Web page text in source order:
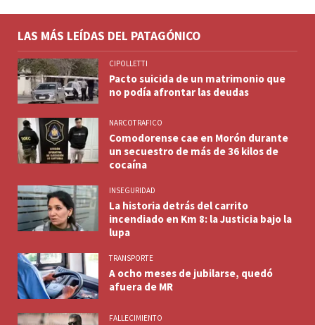
LAS MÁS LEÍDAS DEL PATAGÓNICO
CIPOLLETTI
Pacto suicida de un matrimonio que
no podía afrontar las deudas
NARCOTRAFICO
Comodorense cae en Morón durante
un secuestro de más de 36 kilos de
cocaína
INSEGURIDAD
La historia detrás del carrito
incendiado en Km 8: la Justicia bajo la
lupa
TRANSPORTE
A ocho meses de jubilarse, quedó
afuera de MR
FALLECIMIENTO